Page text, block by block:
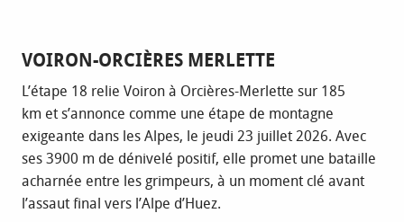
VOIRON-ORCIÈRES MERLETTE
L’étape 18 relie Voiron à Orcières-Merlette sur 185
km et s’annonce comme une étape de montagne
exigeante dans les Alpes, le jeudi 23 juillet 2026. Avec
ses 3900 m de dénivelé positif, elle promet une bataille
acharnée entre les grimpeurs, à un moment clé avant
l’assaut final vers l’Alpe d’Huez.